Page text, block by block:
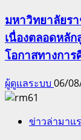
มหาวิทยาลัยร
เนื่องตลอดหลั
โอกาสทางกา
ผู้ดูแลระบบ 06/
ข่าวล่ามาแ